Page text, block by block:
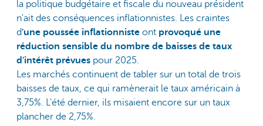
la politique budgétaire et fiscale du nouveau président
n'ait des conséquences inflationnistes. Les craintes
d'une poussée inflationniste ont provoqué une
réduction sensible du nombre de baisses de taux
d'intérêt prévues pour 2025.
Les marchés continuent de tabler sur un total de trois
baisses de taux, ce qui ramènerait le taux américain à
3,75%. L'été dernier, ils misaient encore sur un taux
plancher de 2,75%.